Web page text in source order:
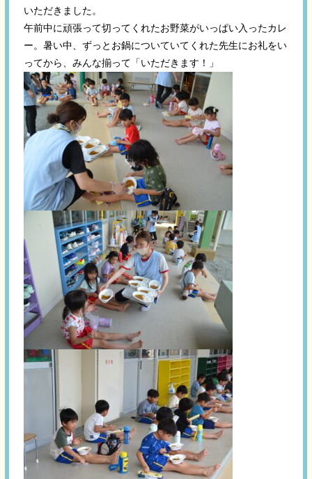
いただきました。
午前中に頑張って切ってくれたお野菜がいっぱい入ったカレ
ー。暑い中、ずっとお鍋についていてくれた先生にお礼をい
ってから、みんな揃って「いただきます！」